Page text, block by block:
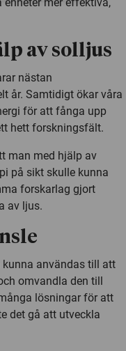
av solljus
nästan
år. Samtidigt ökar våra
för att fånga upp
hett forskningsfält.
man med hjälp av
på sikt skulle kunna
forskarlag gjort
av ljus.
användas till att
omvandla den till
lösningar för att
det gå att utveckla